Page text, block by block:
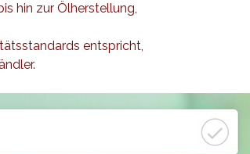
hin zur Ölherstellung,
entspricht,